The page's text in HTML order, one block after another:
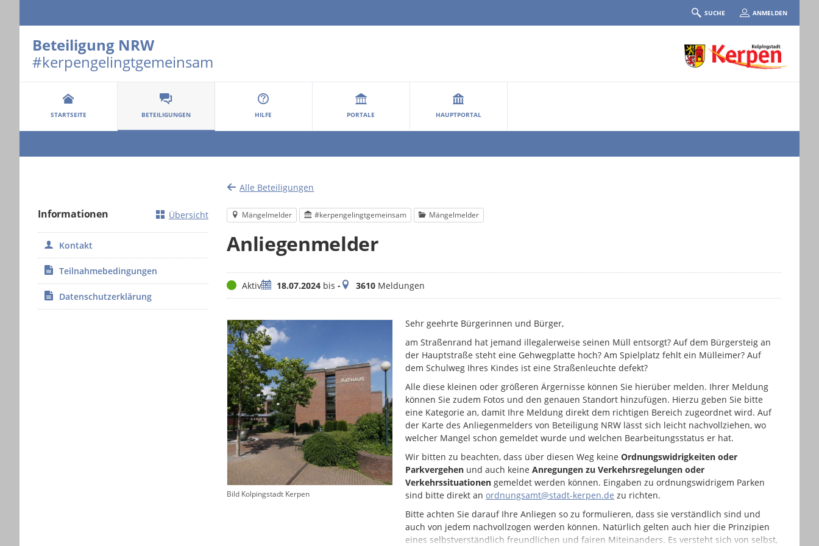
SUCHE ANMELDEN
Beteiligung NRW
#kerpengelingtgemeinsam
STARTSEITE BETEILIGUNGEN HILFE PORTALE HAUPTPORTAL
Alle Beteiligungen
Mängelmelder #kerpengelingtgemeinsam Mängelmelder
Anliegenmelder
StatusAktivZeitraum
18.07.2024 bis- Meldungen
3610 Meldungen
Bild Kolpingstadt Kerpen
Sehr geehrte Bürgerinnen und Bürger,
am Straßenrand hat jemand illegalerweise seinen Müll entsorgt? Auf dem Bürgersteig an
der Hauptstraße steht eine Gehwegplatte hoch? Am Spielplatz fehlt ein Mülleimer? Auf
dem Schulweg Ihres Kindes ist eine Straßenleuchte defekt?
Alle diese kleinen oder größeren Ärgernisse können Sie hierüber melden. Ihrer Meldung
können Sie zudem Fotos und den genauen Standort hinzufügen. Hierzu geben Sie bitte
eine Kategorie an, damit Ihre Meldung direkt dem richtigen Bereich zugeordnet wird. Auf
der Karte des Anliegenmelders von Beteiligung NRW lässt sich leicht nachvollziehen, wo
welcher Mangel schon gemeldet wurde und welchen Bearbeitungsstatus er hat.
Wir bitten zu beachten, dass über diesen Weg keineOrdnungswidrigkeiten oder
Parkvergehen und auch keine Anregungen zu Verkehrsregelungen oder
Verkehrssituationengemeldet werden können. Eingaben zu ordnungswidrigem Parken
sind bitte direkt anordnungsamt@stadt-kerpen.de zu richten.
Bitte achten Sie darauf Ihre Anliegen so zu formulieren, dass sie verständlich sind und
auch von jedem nachvollzogen werden können. Natürlich gelten auch hier die Prinzipien
eines selbstverständlich freundlichen und fairen Miteinanders. Es versteht sich von selbst,
Informationen Übersicht
Kontakt
Teilnahmebedingungen
Datenschutzerklärung